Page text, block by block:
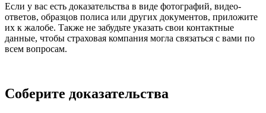
Если у вас есть доказательства в виде фотографий, видео-
ответов, образцов полиса или других документов, приложите
их к жалобе. Также не забудьте указать свои контактные
данные, чтобы страховая компания могла связаться с вами по
всем вопросам.
Соберите доказательства